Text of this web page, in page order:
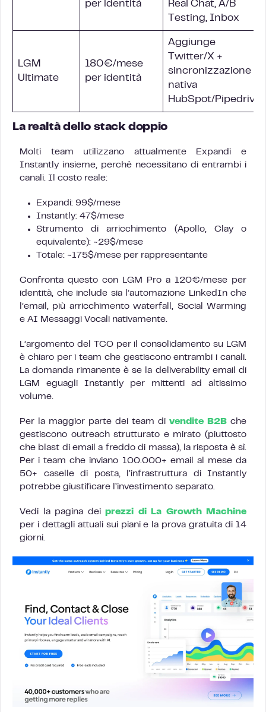
per identità
Real Chat, A/B
Testing, Inbox
LGM
Ultimate
180€/mese
per identità
Aggiunge
Twitter/X +
sincronizzazione
nativa
HubSpot/Pipedrive
La realtà dello stack doppio
Molti team utilizzano attualmente Expandi e
Instantly insieme, perché necessitano di entrambi i
canali. Il costo reale:
Expandi: 99$/mese
Instantly: 47$/mese
Strumento di arricchimento (Apollo, Clay o
equivalente): ~29$/mese
Totale: ~175$/mese per rappresentante
Confronta questo con LGM Pro a 120€/mese per
identità, che include sia l’automazione LinkedIn che
l’email, più arricchimento waterfall, Social Warming
e AI Messaggi Vocali nativamente.
L’argomento del TCO per il consolidamento su LGM
è chiaro per i team che gestiscono entrambi i canali.
La domanda rimanente è se la deliverability email di
LGM eguagli Instantly per mittenti ad altissimo
volume.
Per la maggior parte dei team di vendite B2B che
gestiscono outreach strutturato e mirato (piuttosto
che blast di email a freddo di massa), la risposta è sì.
Per i team che inviano 100.000+ email al mese da
50+ caselle di posta, l’infrastruttura di Instantly
potrebbe giustificare l’investimento separato.
Vedi la pagina dei prezzi di La Growth Machine
per i dettagli attuali sui piani e la prova gratuita di 14
giorni.